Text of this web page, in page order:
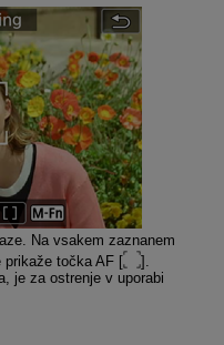
Na vsakem zaznanem
prikaže točka AF [
].
je za ostrenje v uporabi